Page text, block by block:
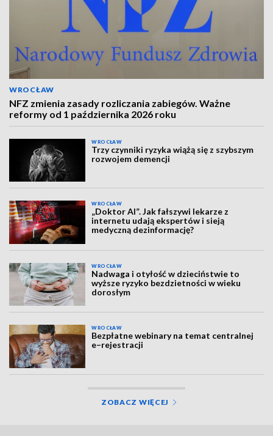
WROCŁAW
NFZ zmienia zasady rozliczania zabiegów. Ważne
reformy od 1 października 2026 roku
WROCŁAW
Trzy czynniki ryzyka wiążą się z szybszym
rozwojem demencji
WROCŁAW
„Doktor AI”. Jak fałszywi lekarze z
internetu udają ekspertów i sieją
medyczną dezinformację?
WROCŁAW
Nadwaga i otyłość w dzieciństwie to
wyższe ryzyko bezdzietności w wieku
dorosłym
WROCŁAW
Bezpłatne webinary na temat centralnej
e–rejestracji
ZOBACZ WIĘCEJ